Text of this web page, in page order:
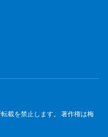
載を禁止します。 著作権は梅